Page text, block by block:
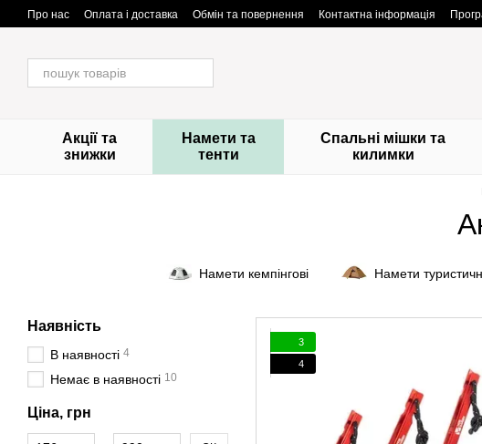
Перейти до основного контенту
Про нас Оплата і доставка Обмін та повернення Контактна інформація
Акції та
знижки
Намети та
тенти
Спальні мішки та
килимки
Намети кемпінгові Намети
3
4
Наявність
В наявності 4
Немає в наявності 10
Ціна, грн
Від Ціна, грн
До Ціна, грн